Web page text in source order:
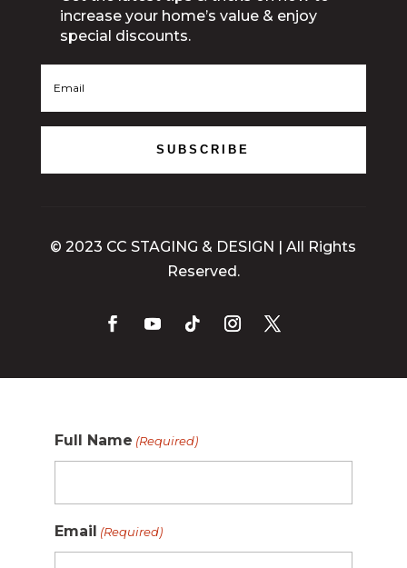
increase your home’s value & enjoy
special discounts.
SUBSCRIBE
© 2023 CC STAGING & DESIGN | All Rights
Reserved.
Full Name (Required)
Email (Required)